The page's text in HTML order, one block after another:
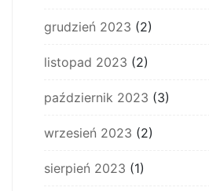
grudzień 2023 (2)
listopad 2023 (2)
październik 2023 (3)
wrzesień 2023 (2)
sierpień 2023 (1)